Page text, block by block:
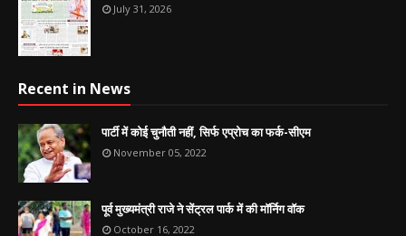
July 31, 2026
Recent in News
पार्टी में कोई चुनौती नहीं, सिर्फ एप्रोच का फर्क-सीएम
November 05, 2022
पूर्व मुख्यमंत्री राजे ने सेंट्रल पार्क में की मॉर्निग वॉक
October 16, 2022